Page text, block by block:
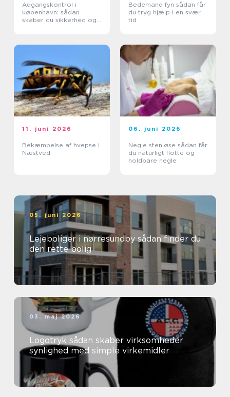
Adgangskontrol i
københavn: sådan
skaber du sikkerhed og
Bedemand fyn sådan får
du tryg hjælp i en svær
tid
11. juni 2026
Bekæmpelse af hvepse i
Næstved
06. juni 2026
Negle stenløse sådan får
du naturligt flotte og
holdbare negle
05. juni 2026
Lejeboliger i nørresundby sådan finder du
den rette bolig
03. maj 2026
Logotryk sådan skaber virksomheder
synlighed med simple virkemidler